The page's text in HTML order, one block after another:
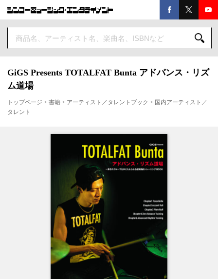
GiGS Presents TOTALFAT Bunta アドバンス・リズ
ム道場
トップページ > 書籍 > アーティスト／タレントブック > 国内アーティスト／
タレント